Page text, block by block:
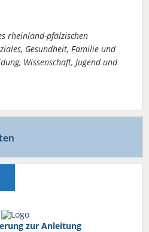
rheinland-pfälzischen
Gesundheit, Familie und
Wissenschaft, Jugend und
zur Anleitung